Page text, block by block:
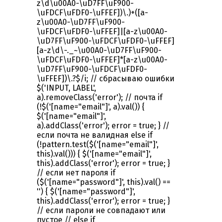
z\d\u00A0-\uD7FF\uF900-
\uFDCF\uFDF0-\uFFEF])\.)+([a-
z\u00A0-\uD7FF\uF900-
\uFDCF\uFDF0-\uFFEF]|[a-z\u00A0-
\uD7FF\uF900-\uFDCF\uFDF0-\uFFEF]
[a-z\d\-._~\u00A0-\uD7FF\uF900-
\uFDCF\uFDF0-\uFFEF]*[a-z\u00A0-
\uD7FF\uF900-\uFDCF\uFDF0-
\uFFEF])\.?$/i; // сбрасываю ошибки
$('INPUT, LABEL',
a).removeClass('error'); // почта if
(!$('[name="email"]', a).val()) {
$('[name="email"]',
a).addClass('error'); error = true; } //
если почта не валидная else if
(!pattern.test($('[name="email"]',
this).val())) { $('[name="email"]',
this).addClass('error'); error = true; }
// если нет пароля if
($('[name="password"]', this).val() ==
'') { $('[name="password"]',
this).addClass('error'); error = true; }
// если пароли не совпадают или
пустое // else if